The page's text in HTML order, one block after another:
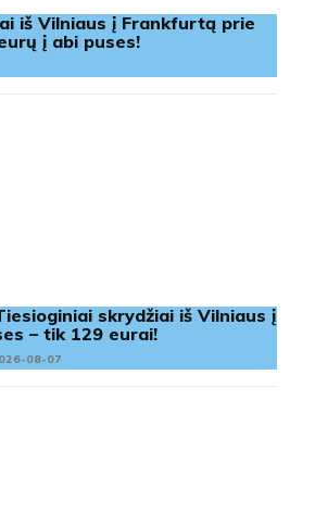
iš Vilniaus į Frankfurtą prie
į abi puses!
skrydžiai iš Vilniaus į
– tik 129 eurai!
08-07